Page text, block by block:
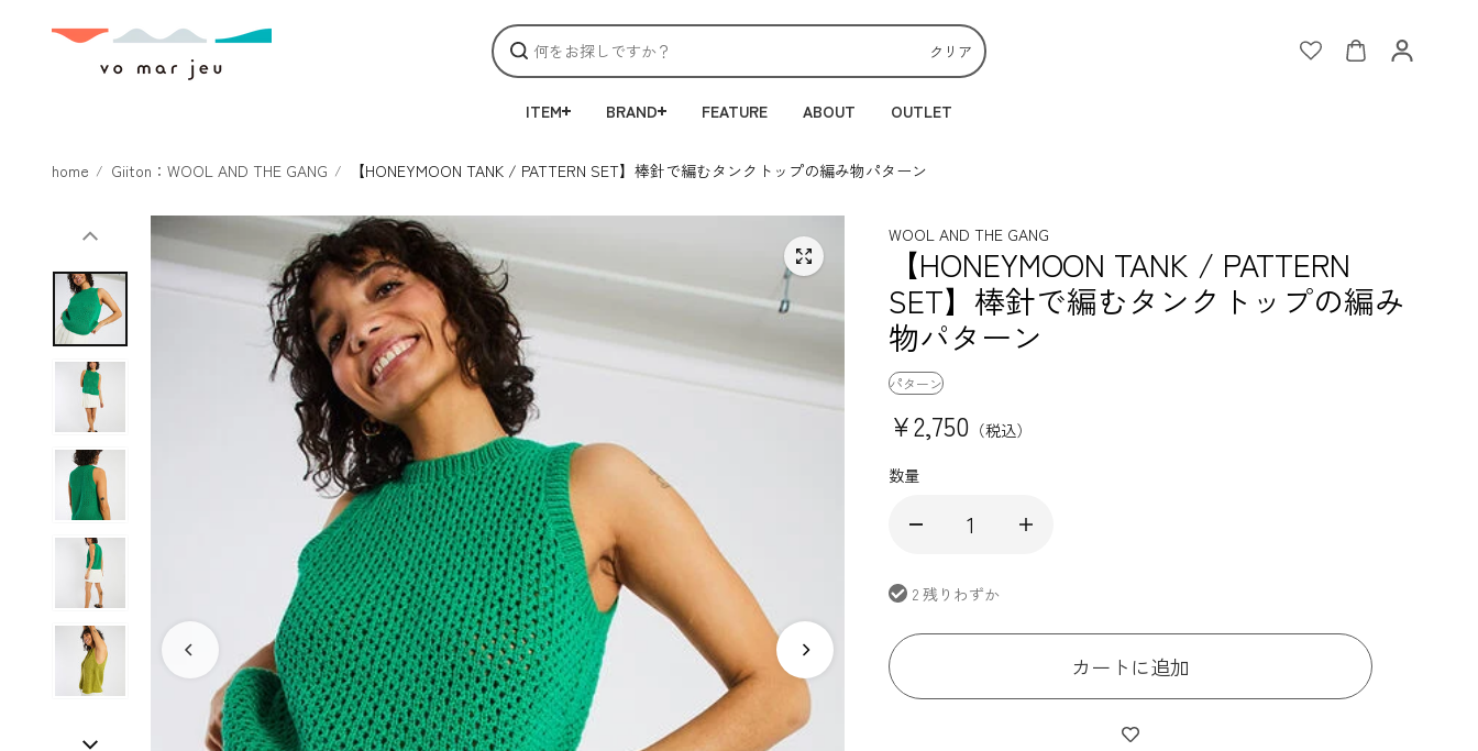
ップ
クリア
ITEM BRAND FEATURE ABOUT OUTLET
home Giiton：WOOL AND THE GANG 【HONEYMOON TANK / PATTERN SET】棒針で編むタンクトップの編み物パターン
WOOL AND THE GANG
【HONEYMOON TANK / PATTERN
SET】棒針で編むタンクトップの編み
物パターン
パターン
¥2,750 （税込）
数量
2 残りわずか
カートに追加